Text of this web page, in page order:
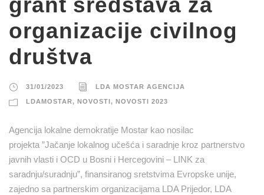
grant sredstava za
organizacije civilnog
društva
31/01/2023 LDA MOSTAR AGENCIJA
LDAMOSTAR, NOVOSTI , NOVOSTI 2023
Agencija lokalne demokratije Mostar kao nosilac
projekta ”Jačanje lokalnog učešća i saradnje kroz partnerstvo
javnih vlasti i OCD u Bosni i Hercegovini – LINK za
saradnju/suradnju”, finansiranog sretstvima Evropske unije,
zajedno sa partnerskim organizacijama LDA Prijedor, LDA